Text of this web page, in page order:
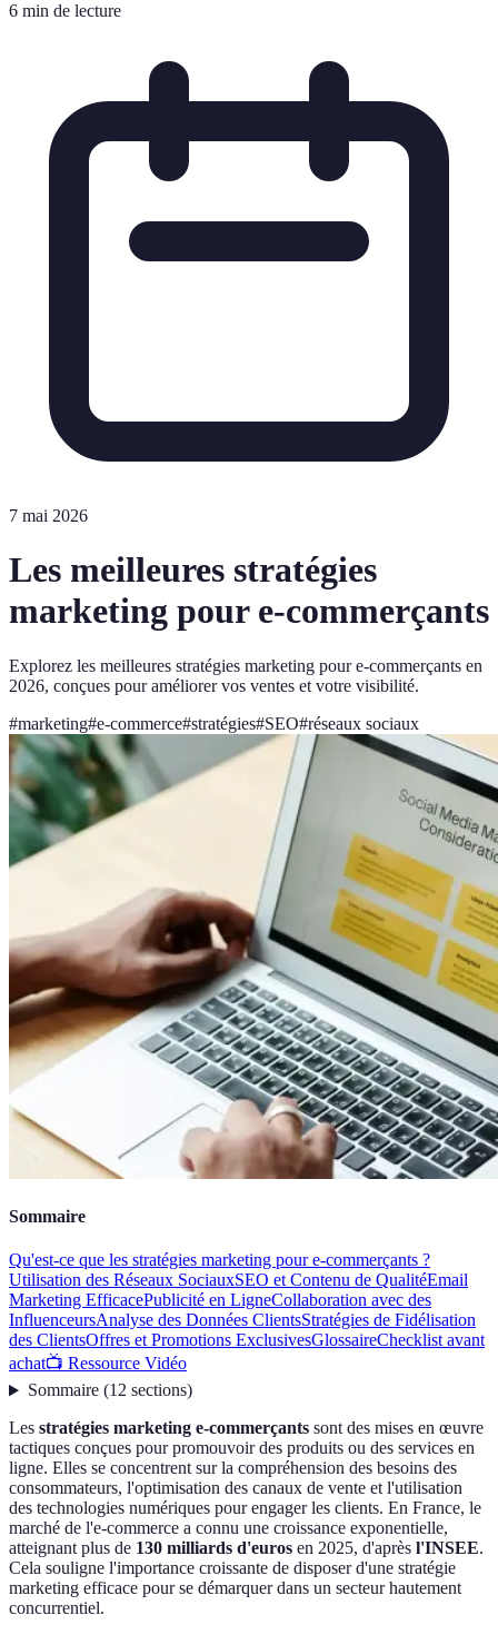
6 min de lecture
7 mai 2026
Les meilleures stratégies
marketing pour e-commerçants
Explorez les meilleures stratégies marketing pour e-commerçants en
2026, conçues pour améliorer vos ventes et votre visibilité.
#marketing#e-commerce#stratégies#SEO#réseaux sociaux
Sommaire
Qu'est-ce que les stratégies marketing pour e-commerçants ?
Utilisation des Réseaux SociauxSEO et Contenu de QualitéEmail
Marketing EfficacePublicité en LigneCollaboration avec des
InfluenceursAnalyse des Données ClientsStratégies de Fidélisation
des ClientsOffres et Promotions ExclusivesGlossaireChecklist avant
achat📺 Ressource Vidéo
Sommaire(12 sections)
Les stratégies marketing e-commerçants sont des mises en œuvre
tactiques conçues pour promouvoir des produits ou des services en
ligne. Elles se concentrent sur la compréhension des besoins des
consommateurs, l'optimisation des canaux de vente et l'utilisation
des technologies numériques pour engager les clients. En France, le
marché de l'e-commerce a connu une croissance exponentielle,
atteignant plus de 130 milliards d'euros en 2025, d'après l'INSEE.
Cela souligne l'importance croissante de disposer d'une stratégie
marketing efficace pour se démarquer dans un secteur hautement
concurrentiel.